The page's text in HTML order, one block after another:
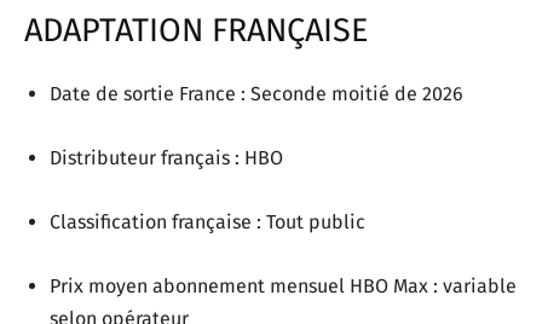
ADAPTATION FRANÇAISE
Date de sortie France : Seconde moitié de 2026
Distributeur français : HBO
Classification française : Tout public
Prix moyen abonnement mensuel HBO Max : variable
selon opérateur